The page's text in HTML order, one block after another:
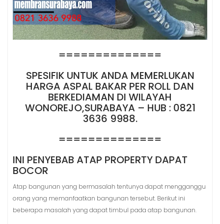
==============
SPESIFIK UNTUK ANDA MEMERLUKAN
HARGA ASPAL BAKAR PER ROLL DAN
BERKEDIAMAN DI WILAYAH
WONOREJO,SURABAYA – HUB : 0821
3636 9988.
==============
INI PENYEBAB ATAP PROPERTY DAPAT
BOCOR
Atap bangunan yang bermasalah tentunya dapat mengganggu
orang yang memanfaatkan bangunan tersebut. Berikut ini
beberapa masalah yang dapat timbul pada atap bangunan.